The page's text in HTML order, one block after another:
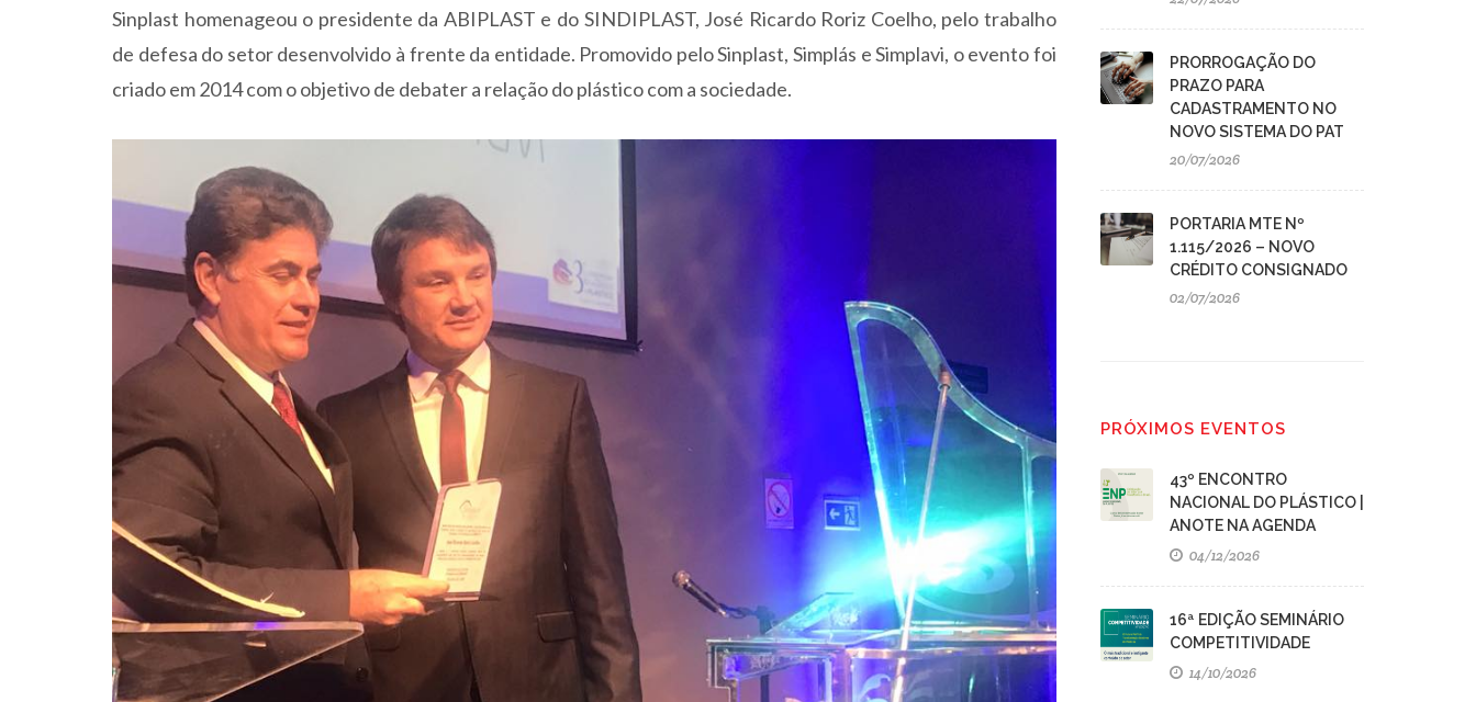
Sinplast homenageou o presidente da ABIPLAST e do SINDIPLAST, José Ricardo Roriz Coelho, pelo trabalho
de defesa do setor desenvolvido à frente da entidade. Promovido pelo Sinplast, Simplás e Simplavi, o evento foi
criado em 2014 com o objetivo de debater a relação do plástico com a sociedade.
PRORROGAÇÃO DO
PRAZO PARA
CADASTRAMENTO NO
NOVO SISTEMA DO PAT
20/07/2026
PORTARIA MTE Nº
1.115/2026 – NOVO
CRÉDITO CONSIGNADO
02/07/2026
PRÓXIMOS EVENTOS
43º ENCONTRO
NACIONAL DO PLÁSTICO |
ANOTE NA AGENDA
04/12/2026
16ª EDIÇÃO SEMINÁRIO
COMPETITIVIDADE
14/10/2026